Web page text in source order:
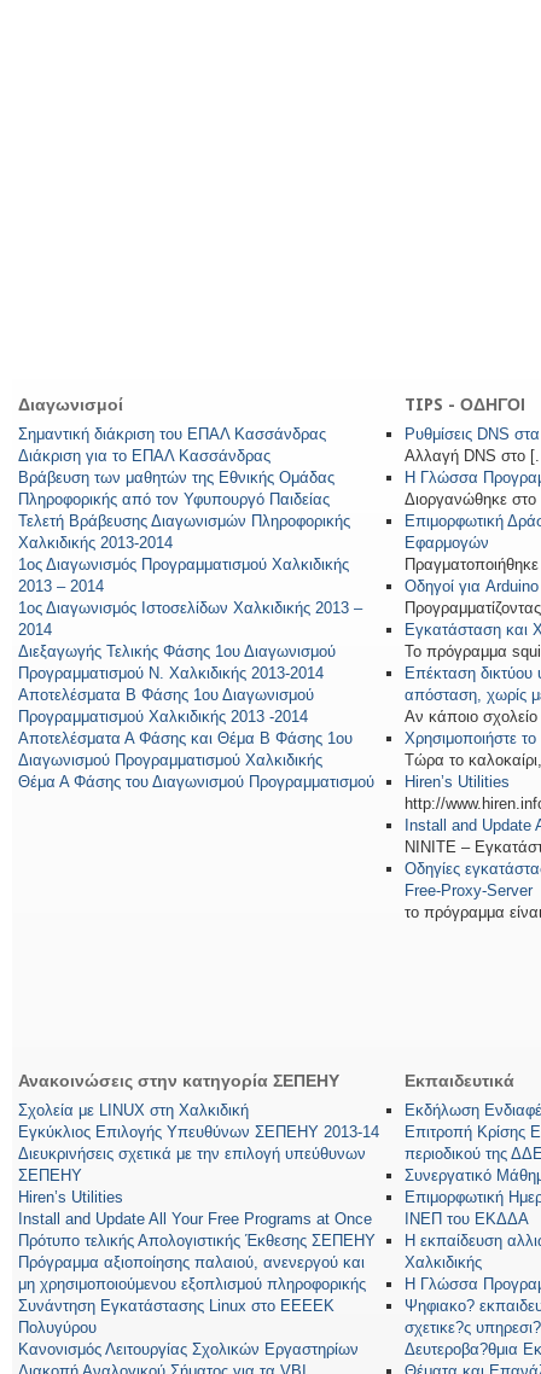
Διαγωνισμοί
Σημαντική διάκριση του ΕΠΑΛ Κασσάνδρας
Διάκριση για το ΕΠΑΛ Κασσάνδρας
Βράβευση των μαθητών της Εθνικής Ομάδας
Πληροφορικής από τον Υφυπουργό Παιδείας
Τελετή Βράβευσης Διαγωνισμών Πληροφορικής
Χαλκιδικής 2013-2014
1ος Διαγωνισμός Προγραμματισμού Χαλκιδικής
2013 – 2014
1ος Διαγωνισμός Ιστοσελίδων Χαλκιδικής 2013 –
2014
Διεξαγωγής Τελικής Φάσης 1ου Διαγωνισμού
Προγραμματισμού Ν. Χαλκιδικής 2013-2014
Αποτελέσματα Β Φάσης 1ου Διαγωνισμού
Προγραμματισμού Χαλκιδικής 2013 -2014
Αποτελέσματα Α Φάσης και Θέμα Β Φάσης 1ου
Διαγωνισμού Προγραμματισμού Χαλκιδικής
Θέμα Α Φάσης του Διαγωνισμού Προγραμματισμού
TIPS - ΟΔΗΓΟΙ
Ρυθμίσεις DNS
Αλλαγή DNS στο
Η Γλώσσα
Διοργανώθηκε στο
Επιμορφωτική
Εφαρμογών
Οδηγοί για
Εγκατάσταση και
Το πρόγραμμα
Επέκταση
απόσταση, χωρίς
Αν κάποιο
Χρησιμοποιήστε
Τώρα το
Hiren’s Utilities
http://
Install and Update
ΝΙΝΙΤΕ –
Οδηγίες
Free-Proxy-Server
το πρόγραμμα
Ανακοινώσεις στην κατηγορία ΣΕΠΕΗΥ
Σχολεία με LINUX στη Χαλκιδική
Εγκύκλιος Επιλογής Υπευθύνων ΣΕΠΕΗΥ 2013-14
Διευκρινήσεις σχετικά με την επιλογή υπεύθυνων
ΣΕΠΕΗΥ
Hiren’s Utilities
Install and Update All Your Free Programs at Once
Πρότυπο τελικής Απολογιστικής Έκθεσης ΣΕΠΕΗΥ
Πρόγραμμα αξιοποίησης παλαιού, ανενεργού και
μη χρησιμοποιούμενου εξοπλισμού πληροφορικής
Συνάντηση Εγκατάστασης Linux στο ΕΕΕΕΚ
Πολυγύρου
Κανονισμός Λειτουργίας Σχολικών Εργαστηρίων
Εκπαιδευτικά
Εκδήλωση
Επιτροπή Κρίσης
περιοδικού της
Συνεργατικό
Επιμορφωτική
ΙΝΕΠ του ΕΚΔΔΑ
Η εκπαίδευση
Χαλκιδικής
Η Γλώσσα
Ψηφιακο?
σχετικε?ς
Δευτεροβα?θμια